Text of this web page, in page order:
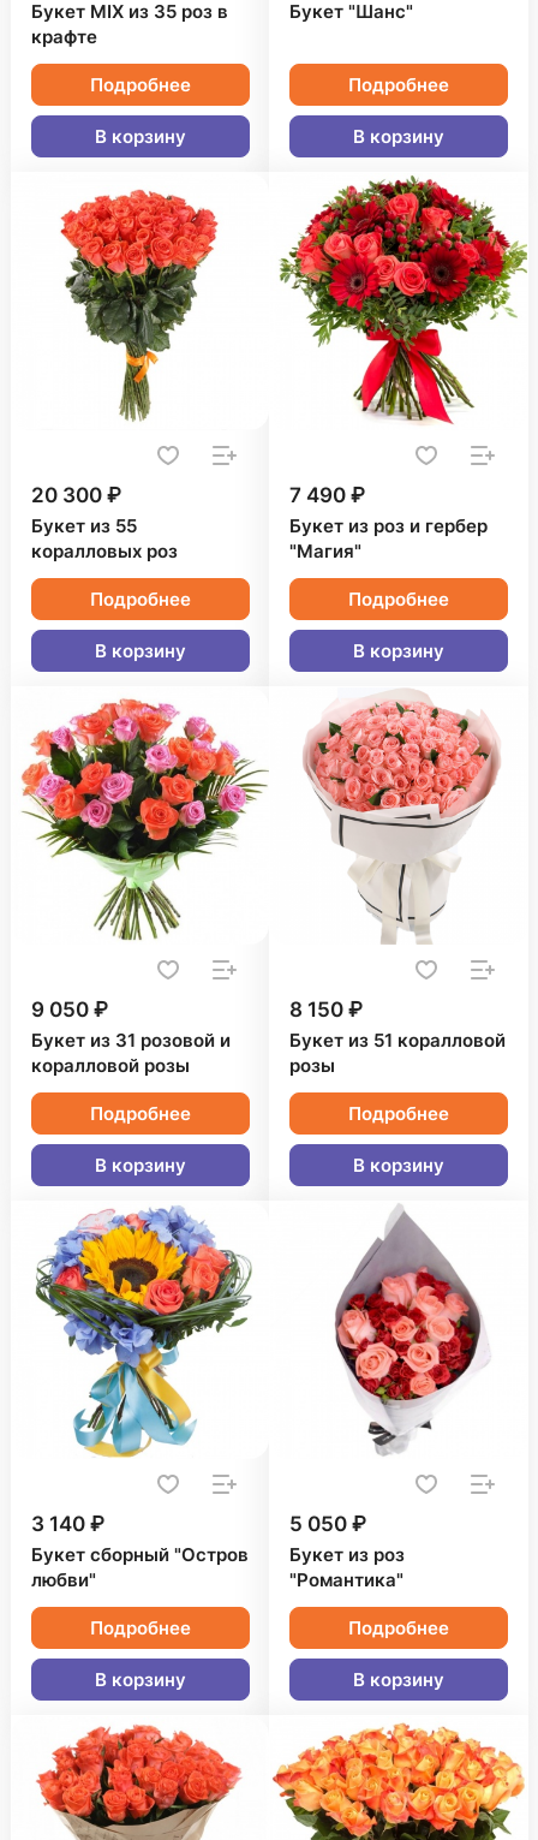
Букет MIX из 35 роз в
крафте
Подробнее
В корзину
Букет "Шанс"
Подробнее
В корзину
20 300 ₽
Букет из 55
коралловых роз
Подробнее
В корзину
7 490 ₽
Букет из роз и гербер
"Магия"
Подробнее
В корзину
9 050 ₽
Букет из 31 розовой и
коралловой розы
Подробнее
В корзину
8 150 ₽
Букет из 51 коралловой
розы
Подробнее
В корзину
3 140 ₽
Букет сборный "Остров
любви"
Подробнее
В корзину
5 050 ₽
Букет из роз
"Романтика"
Подробнее
В корзину